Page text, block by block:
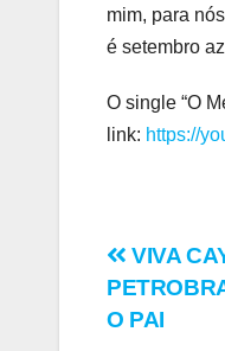
mim, para
é setembro
O single “O
link: https://
de
VIVA
O PAI